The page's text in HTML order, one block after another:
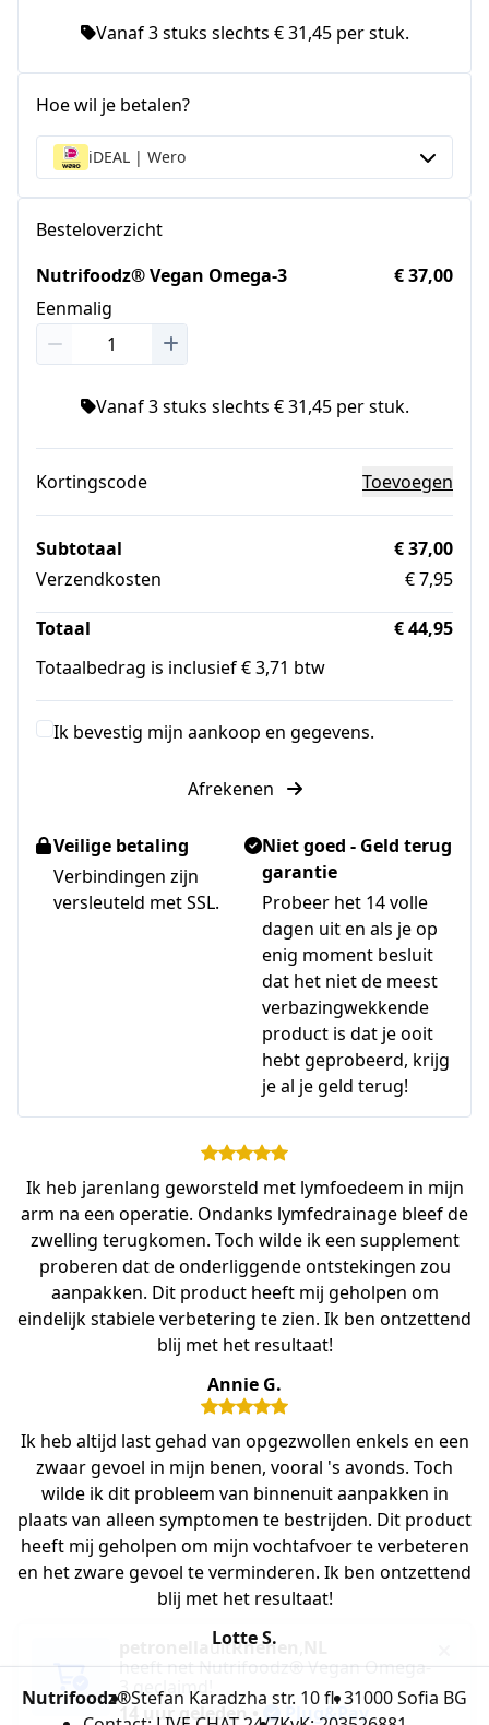
Vanaf 3 stuks slechts € 31,45 per stuk.
Hoe wil je betalen?
iDEAL | Wero
Besteloverzicht
Nutrifoodz® Vegan Omega-3
Eenmalig
€ 37,00
Vanaf 3 stuks slechts € 31,45 per stuk.
Kortingscode Toevoegen
Subtotaal
€ 37,00
Verzendkosten
€ 7,95
Totaal
€ 44,95
Totaalbedrag is inclusief € 3,71 btw
Ik bevestig mijn aankoop en gegevens.
Afrekenen
Veilige betaling
Verbindingen zijn
versleuteld met SSL.
Niet goed - Geld terug
garantie
Probeer het 14 volle
dagen uit en als je op
enig moment besluit
dat het niet de meest
verbazingwekkende
product is dat je ooit
hebt geprobeerd, krijg
je al je geld terug!
Ik heb jarenlang geworsteld met lymfoedeem in mijn
arm na een operatie. Ondanks lymfedrainage bleef de
zwelling terugkomen. Toch wilde ik een supplement
proberen dat de onderliggende ontstekingen zou
aanpakken. Dit product heeft mij geholpen om
eindelijk stabiele verbetering te zien. Ik ben ontzettend
blij met het resultaat!
Annie G.
Ik heb altijd last gehad van opgezwollen enkels en een
zwaar gevoel in mijn benen, vooral 's avonds. Toch
wilde ik dit probleem van binnenuit aanpakken in
plaats van alleen symptomen te bestrijden. Dit product
heeft mij geholpen om mijn vochtafvoer te verbeteren
en het zware gevoel te verminderen. Ik ben ontzettend
blij met het resultaat!
Lotte S.
Nutrifoodz®Stefan Karadzha str. 10 fl. 31000 Sofia BG